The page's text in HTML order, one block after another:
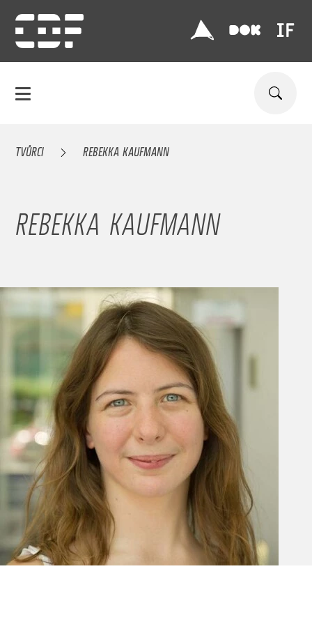
TVŮRCI REBEKKA KAUFMANN
REBEKKA KAUFMANN